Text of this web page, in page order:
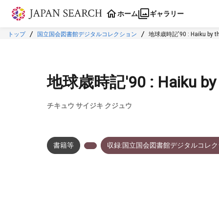
本文に飛ぶ
ホーム ギャラリー
トップ 国立国会図書館デジタルコレクション 地球歳時記'90 : Haiku by
地球歳時記'90 : Haiku
チキュウ サイジキ クジュウ
書籍等 収録:国立国会図書館デジタルコレ